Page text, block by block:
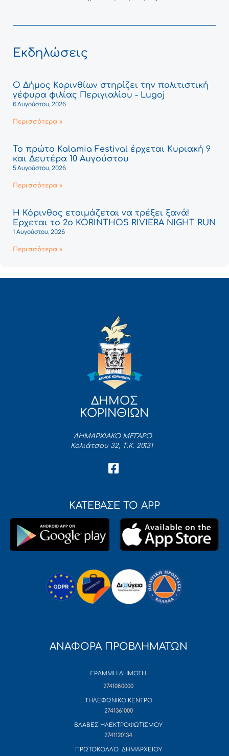
Εκδηλώσεις
Ο Δήμος Κορινθίων στηρίζει την πολιτιστική
γέφυρα φιλίας Περιγιαλίου - Lugoj
6 Αυγούστου, 2026
Περισσότερα »
Το πρώτο Kalamia Festival έρχεται Κυριακή 9
και Δευτέρα 10 Αυγούστου
5 Αυγούστου, 2026
Περισσότερα »
Η Κόρινθος ετοιμάζεται να τρέξει ξανά!
Έρχεται το 2ο KORINTHOS RIVIERA NIGHT RUN
1 Αυγούστου, 2026
Περισσότερα »
ΔΗΜΟΣ
ΚΟΡΙΝΘΙΩΝ
ΔΗΜΑΡΧΙΑΚΟ ΜΕΓΑΡΟ
Κολιάτσου 32, Τ.Κ. 20131
ΚΑΤΕΒΑΣΕ ΤΟ APP
ΑΝΑΦΟΡΑ ΠΡΟΒΛΗΜΑΤΩΝ
ΓΡΑΜΜΗ ΔΗΜΟΤΗ
2741080000
ΤΗΛΕΦΩΝΙΚΟ ΚΕΝΤΡΟ
2741361000
ΒΛΑΒΕΣ ΗΛΕΚΤΡΟΦΩΤΙΣΜΟΥ
2741120134
ΠΡΩΤΟΚΟΛΛΟ ΔΗΜΑΡΧΕΙΟΥ